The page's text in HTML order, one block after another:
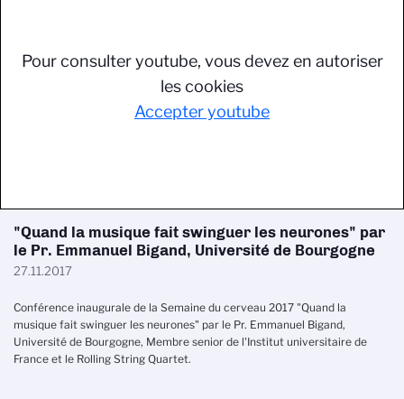
Pour consulter youtube, vous devez en autoriser
les cookies
Accepter youtube
"Quand la musique fait swinguer les neurones" par
le Pr. Emmanuel Bigand, Université de Bourgogne
27.11.2017
Conférence inaugurale de la Semaine du cerveau 2017 "Quand la
musique fait swinguer les neurones" par le Pr. Emmanuel Bigand,
Université de Bourgogne, Membre senior de l'Institut universitaire de
France et le Rolling String Quartet.